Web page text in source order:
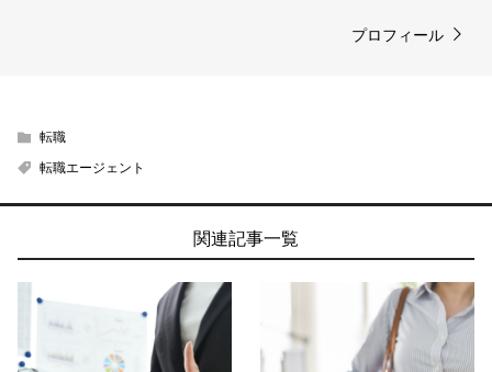
プロフィール
転職
転職エージェント
関連記事一覧